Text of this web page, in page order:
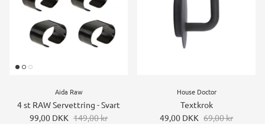
Aida Raw
4 st RAW Servettring - Svart
99,00 DKK 149,00 kr
House Doctor
Textkrok
49,00 DKK 69,00 kr